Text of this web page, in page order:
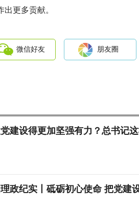
更多贡献。
微信好友 朋友圈
建设得更加坚强有力？总书记
政纪实丨砥砺初心使命 把党建